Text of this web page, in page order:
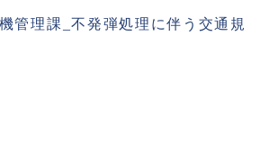
機管理課_不発弾処理に伴う交通規